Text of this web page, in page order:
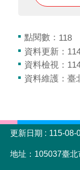
點閱數： 118
資料更新：
資料檢視：
資料維護：臺
:::
更新日期
115-08-
地址：105037